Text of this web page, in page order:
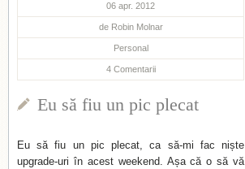
06 apr. 2012
de Robin Molnar
Personal
4 Comentarii
Eu să fiu un pic plecat
Eu să fiu un pic plecat, ca să-mi fac niște
upgrade-uri în acest weekend. Așa că o să vă